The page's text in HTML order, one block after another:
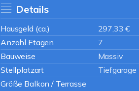
Details
Hausgeld (ca.) 297,33 €
Anzahl Etagen
7
Bauweise
Massiv
Stellplatzart
Tiefgarage
Größe Balkon / Terrasse